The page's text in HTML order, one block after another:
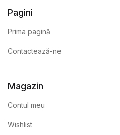
Pagini
Prima pagină
Contactează-ne
Magazin
Contul meu
Wishlist